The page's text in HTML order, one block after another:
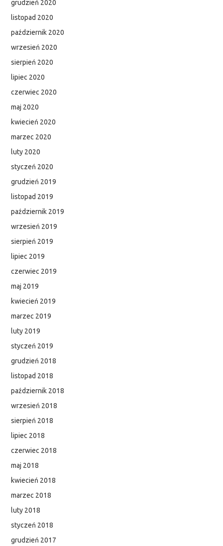
grudzień 2020
listopad 2020
październik 2020
wrzesień 2020
sierpień 2020
lipiec 2020
czerwiec 2020
maj 2020
kwiecień 2020
marzec 2020
luty 2020
styczeń 2020
grudzień 2019
listopad 2019
październik 2019
wrzesień 2019
sierpień 2019
lipiec 2019
czerwiec 2019
maj 2019
kwiecień 2019
marzec 2019
luty 2019
styczeń 2019
grudzień 2018
listopad 2018
październik 2018
wrzesień 2018
sierpień 2018
lipiec 2018
czerwiec 2018
maj 2018
kwiecień 2018
marzec 2018
luty 2018
styczeń 2018
grudzień 2017